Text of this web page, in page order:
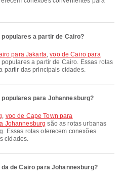
a partir de Cairo?
para Jakarta,voo de Cairo para
a partir de Cairo. Essas rotas
partir das principais cidades.
para Johannesburg?
, voo de Cape Town para
Johannesburg são as rotas urbanas
Essas rotas oferecem conexões
cidades.
de Cairo para Johannesburg?